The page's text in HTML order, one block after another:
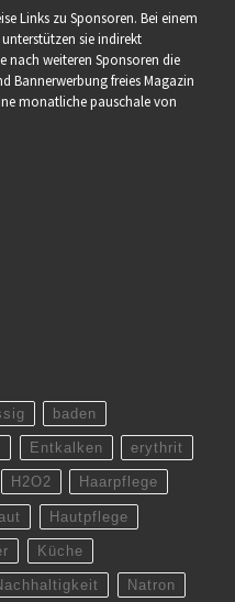
Links zu Sponsoren. Bei einem
sie indirekt
nach weiteren Sponsoren die
Bannerwerbung freies Magazin
monatliche pauschale von
baden
Entkalken erythrit
H2O2 Haarpflege
Hautpflege
Küche
Natron